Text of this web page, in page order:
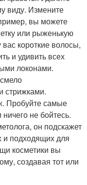
виду. Измените
вы можете
или рыженькую
короткие волосы,
и удивить всех
локонами.
стрижками.
Пробуйте самые
не бойтесь.
он подскажет
и подходящих для
косметики вы
создавая тот или